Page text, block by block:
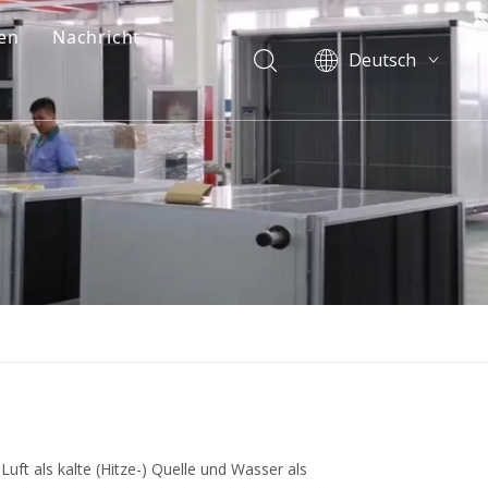
Nachricht
Deutsch
简体中文
Français
Pусский
Italiano
als kalte (Hitze-) Quelle und Wasser als